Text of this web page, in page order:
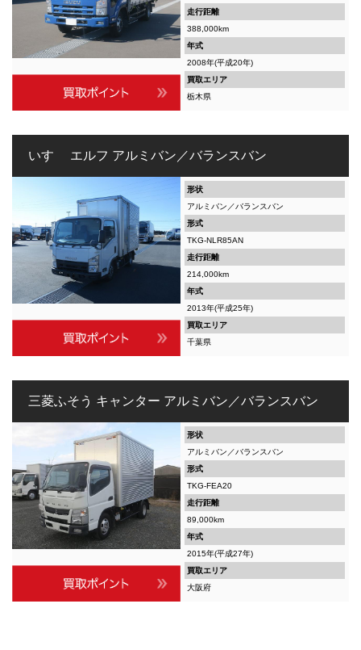
走行距離
388,000km
年式
2008年(平成20年)
買取エリア
栃木県
いすゞ エルフ アルミバン／バランスバン
形状
アルミバン／バランスバン
形式
TKG-NLR85AN
走行距離
214,000km
年式
2013年(平成25年)
買取エリア
千葉県
三菱ふそう キャンター アルミバン／バランスバン
形状
アルミバン／バランスバン
形式
TKG-FEA20
走行距離
89,000km
年式
2015年(平成27年)
買取エリア
大阪府